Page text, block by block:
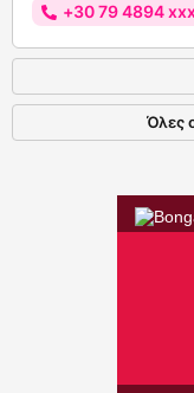
+30 79 4894
Όλες